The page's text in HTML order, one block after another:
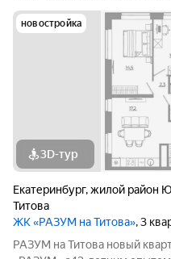
новостройка
3D-тур
Екатеринбург,жилой район
Титова
ЖК «РАЗУМ на Титова», 3
РАЗУМ на Титова новый квартал от федерального девелопера